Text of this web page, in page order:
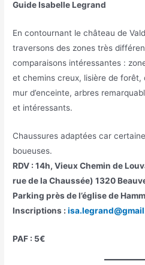
Guide Isabelle Legrand
En contournant le château de
traversons des zones très
comparaisons intéressantes :
et chemins creux, lisière de
mur d’enceinte, arbres
et intéressants.
Chaussures adaptées car
boueuses.
RDV : 14h, Vieux Chemin de
rue de la Chaussée) 1320
Parking près de l’église de
Inscriptions :
PAF : 5€